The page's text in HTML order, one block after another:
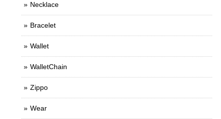
Necklace
Bracelet
Wallet
WalletChain
Zippo
Wear